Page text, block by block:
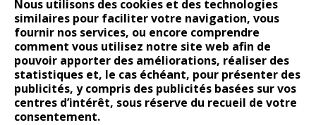
Nous utilisons des cookies et des technologies
similaires pour faciliter votre navigation, vous
fournir nos services, ou encore comprendre
comment vous utilisez notre site web afin de
pouvoir apporter des améliorations, réaliser des
statistiques et, le cas échéant, pour présenter des
publicités, y compris des publicités basées sur vos
centres d’intérêt, sous réserve du recueil de votre
consentement.
LETTRE D’INFORMATION
Nom
E-mail
I agree to my submitted data being stored and used to